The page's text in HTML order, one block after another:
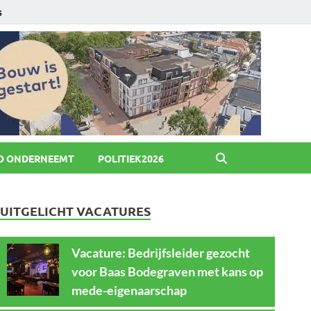
ONDERNEEMT POLITIEK2026
UITGELICHT VACATURES
Vacature: Bedrijfsleider gezocht
voor Baas Bodegraven met kans op
mede-eigenaarschap